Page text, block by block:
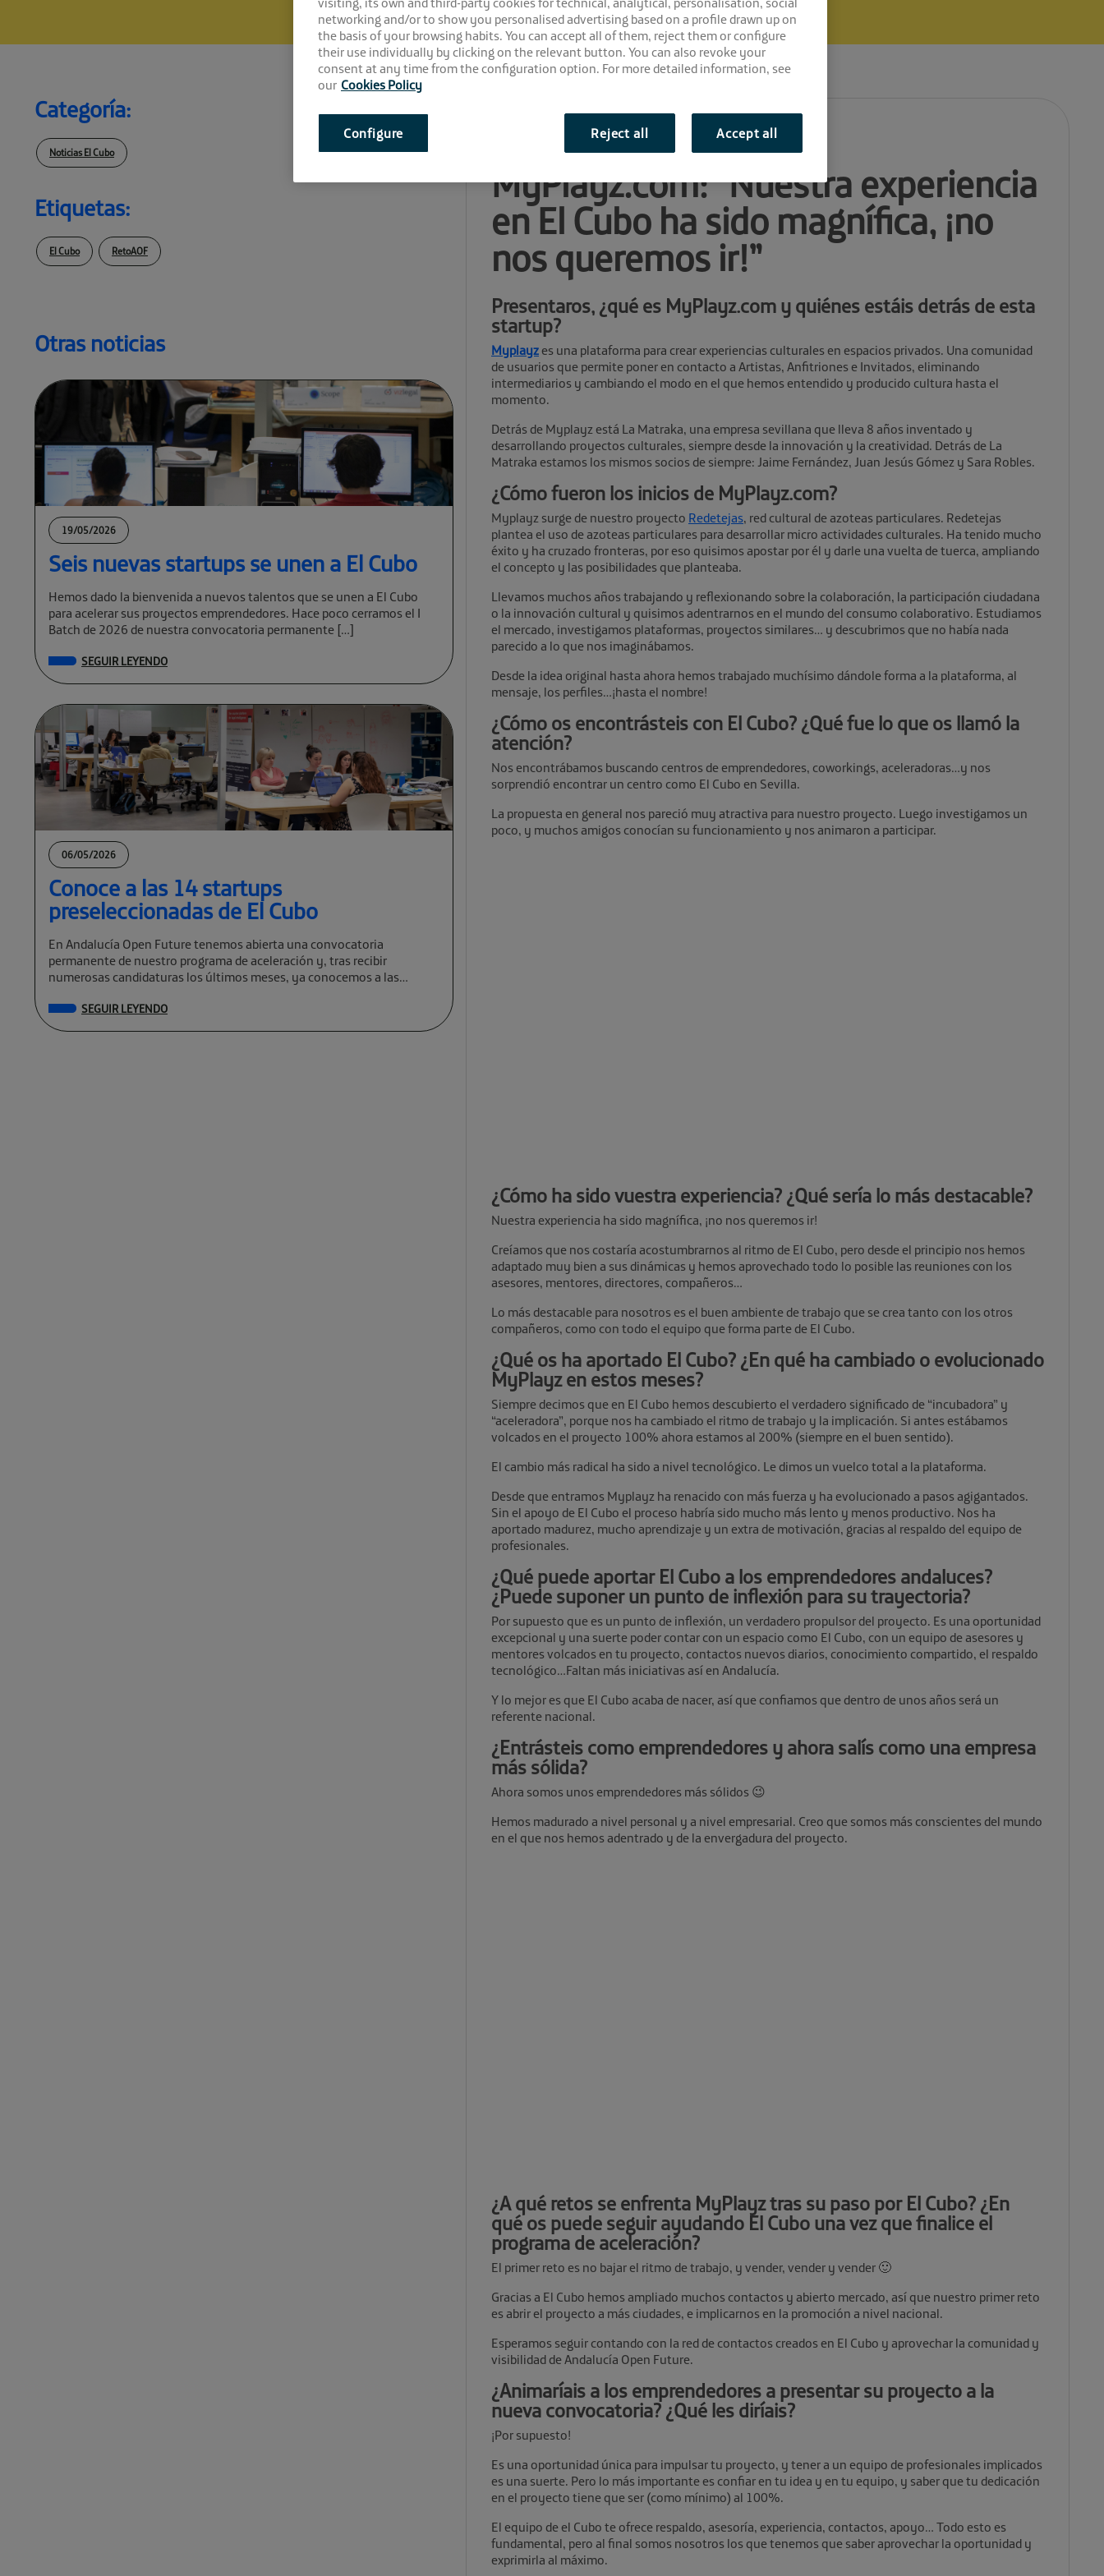
Categoría:
Noticias El Cubo
Etiquetas:
El Cubo RetoAOF
Otras noticias
19/05/2026
Seis nuevas startups se unen a El Cubo
Hemos dado la bienvenida a nuevos talentos que se unen a El Cubo
para acelerar sus proyectos emprendedores. Hace poco cerramos el I
Batch de 2026 de nuestra convocatoria permanente […]
SEGUIR LEYENDO
06/05/2026
Conoce a las 14 startups
preseleccionadas de El Cubo
En Andalucía Open Future tenemos abierta una convocatoria
permanente de nuestro programa de aceleración y, tras recibir
numerosas candidaturas los últimos meses, ya conocemos a las
SEGUIR LEYENDO
Comparte la noticia:
MyPlayz.com: “Nuestra experiencia
en El Cubo ha sido magnífica, ¡no
nos queremos ir!”
Presentaros, ¿qué es MyPlayz.com y quiénes estáis detrás de esta
startup?
Myplayzes una plataforma para crear experiencias culturales en espacios privados. Una comunidad
de usuarios que permite poner en contacto a Artistas, Anfitriones e Invitados, eliminando
intermediarios y cambiando el modo en el que hemos entendido y producido cultura hasta el
momento.
Detrás de Myplayz está La Matraka, una empresa sevillana que lleva 8 años inventado y
desarrollando proyectos culturales, siempre desde la innovación y la creatividad. Detrás de La
Matraka estamos los mismos socios de siempre: Jaime Fernández, Juan Jesús Gómez y Sara Robles.
¿Cómo fueron los inicios de MyPlayz.com?
Myplayz surge de nuestro proyecto Redetejas, red cultural de azoteas particulares. Redetejas
plantea el uso de azoteas particulares para desarrollar micro actividades culturales. Ha tenido mucho
éxito y ha cruzado fronteras, por eso quisimos apostar por él y darle una vuelta de tuerca, ampliando
el concepto y las posibilidades que planteaba.
Llevamos muchos años trabajando y reflexionando sobre la colaboración, la participación ciudadana
o la innovación cultural y quisimos adentrarnos en el mundo del consumo colaborativo. Estudiamos
el mercado, investigamos plataformas, proyectos similares… y descubrimos que no había nada
parecido a lo que nos imaginábamos.
Desde la idea original hasta ahora hemos trabajado muchísimo dándole forma a la plataforma, al
mensaje, los perfiles…¡hasta el nombre!
¿Cómo os encontrásteis con El Cubo? ¿Qué fue lo que os llamó la
atención?
Nos encontrábamos buscando centros de emprendedores, coworkings, aceleradoras…y nos
sorprendió encontrar un centro como El Cubo en Sevilla.
La propuesta en general nos pareció muy atractiva para nuestro proyecto. Luego investigamos un
poco, y muchos amigos conocían su funcionamiento y nos animaron a participar.
¿Cómo ha sido vuestra experiencia? ¿Qué sería lo más destacable?
Nuestra experiencia ha sido magnífica, ¡no nos queremos ir!
Creíamos que nos costaría acostumbrarnos al ritmo de El Cubo, pero desde el principio nos hemos
adaptado muy bien a sus dinámicas y hemos aprovechado todo lo posible las reuniones con los
asesores, mentores, directores, compañeros…
Lo más destacable para nosotros es el buen ambiente de trabajo que se crea tanto con los otros
compañeros, como con todo el equipo que forma parte de El Cubo.
¿Qué os ha aportado El Cubo? ¿En qué ha cambiado o evolucionado
MyPlayz en estos meses?
Siempre decimos que en El Cubo hemos descubierto el verdadero significado de “incubadora” y
“aceleradora”, porque nos ha cambiado el ritmo de trabajo y la implicación. Si antes estábamos
volcados en el proyecto 100% ahora estamos al 200% (siempre en el buen sentido).
El cambio más radical ha sido a nivel tecnológico. Le dimos un vuelco total a la plataforma.
Desde que entramos Myplayz ha renacido con más fuerza y ha evolucionado a pasos agigantados.
Sin el apoyo de El Cubo el proceso habría sido mucho más lento y menos productivo. Nos ha
aportado madurez, mucho aprendizaje y un extra de motivación, gracias al respaldo del equipo de
profesionales.
¿Qué puede aportar El Cubo a los emprendedores andaluces?
¿Puede suponer un punto de inflexión para su trayectoria?
Por supuesto que es un punto de inflexión, un verdadero propulsor del proyecto. Es una oportunidad
excepcional y una suerte poder contar con un espacio como El Cubo, con un equipo de asesores y
mentores volcados en tu proyecto, contactos nuevos diarios, conocimiento compartido, el respaldo
tecnológico…Faltan más iniciativas así en Andalucía.
Y lo mejor es que El Cubo acaba de nacer, así que confiamos que dentro de unos años será un
referente nacional.
¿Entrásteis como emprendedores y ahora salís como una empresa
más sólida?
Ahora somos unos emprendedores más sólidos 😉
Hemos madurado a nivel personal y a nivel empresarial. Creo que somos más conscientes del mundo
en el que nos hemos adentrado y de la envergadura del proyecto.
¿A qué retos se enfrenta MyPlayz tras su paso por El Cubo? ¿En
qué os puede seguir ayudando El Cubo una vez que finalice el
programa de aceleración?
El primer reto es no bajar el ritmo de trabajo, y vender, vender y vender 🙂
Gracias a El Cubo hemos ampliado muchos contactos y abierto mercado, así que nuestro primer reto
es abrir el proyecto a más ciudades, e implicarnos en la promoción a nivel nacional.
Esperamos seguir contando con la red de contactos creados en El Cubo y aprovechar la comunidad y
visibilidad de Andalucía Open Future.
¿Animaríais a los emprendedores a presentar su proyecto a la
nueva convocatoria? ¿Qué les diríais?
¡Por supuesto!
Es una oportunidad única para impulsar tu proyecto, y tener a un equipo de profesionales implicados
es una suerte. Pero lo más importante es confiar en tu idea y en tu equipo, y saber que tu dedicación
en el proyecto tiene que ser (como mínimo) al 100%.
El equipo de el Cubo te ofrece respaldo, asesoría, experiencia, contactos, apoyo… Todo esto es
fundamental, pero al final somos nosotros los que tenemos que saber aprovechar la oportunidad y
exprimirla al máximo.
networking and/or to show you personalised advertising based on a profile drawn up on
the basis of your browsing habits. You can accept all of them, reject them or configure
their use individually by clicking on the relevant button. You can also revoke your
consent at any time from the configuration option. For more detailed information, see
our Cookies Policy
Reject all Accept all
Configure